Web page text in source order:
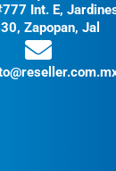
Int. E,
Zapopan, Jal